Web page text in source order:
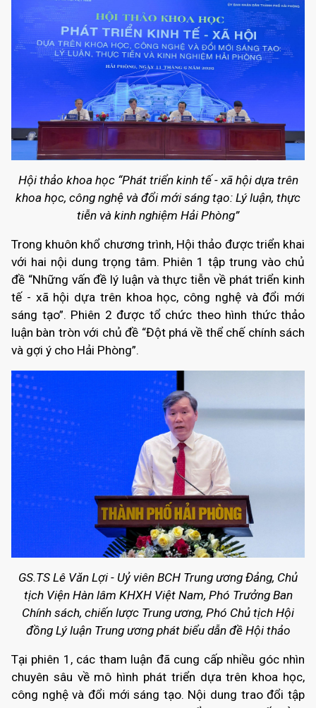
Hội thảo khoa học “Phát triển kinh tế - xã hội dựa trên
khoa học, công nghệ và đổi mới sáng tạo: Lý luận, thực
tiễn và kinh nghiệm Hải Phòng”
Trong khuôn khổ chương trình, Hội thảo được triển khai
với hai nội dung trọng tâm. Phiên 1 tập trung vào chủ
đề “Những vấn đề lý luận và thực tiễn về phát triển kinh
tế - xã hội dựa trên khoa học, công nghệ và đổi mới
sáng tạo”. Phiên 2 được tổ chức theo hình thức thảo
luận bàn tròn với chủ đề “Đột phá về thể chế chính sách
và gợi ý cho Hải Phòng”.
GS.TS Lê Văn Lợi - Uỷ viên BCH Trung ương Đảng, Chủ
tịch Viện Hàn lâm KHXH Việt Nam, Phó Trưởng Ban
Chính sách, chiến lược Trung ương, Phó Chủ tịch Hội
đồng Lý luận Trung ương phát biểu dẫn đề Hội thảo
Tại phiên 1, các tham luận đã cung cấp nhiều góc nhìn
chuyên sâu về mô hình phát triển dựa trên khoa học,
công nghệ và đổi mới sáng tạo. Nội dung trao đổi tập